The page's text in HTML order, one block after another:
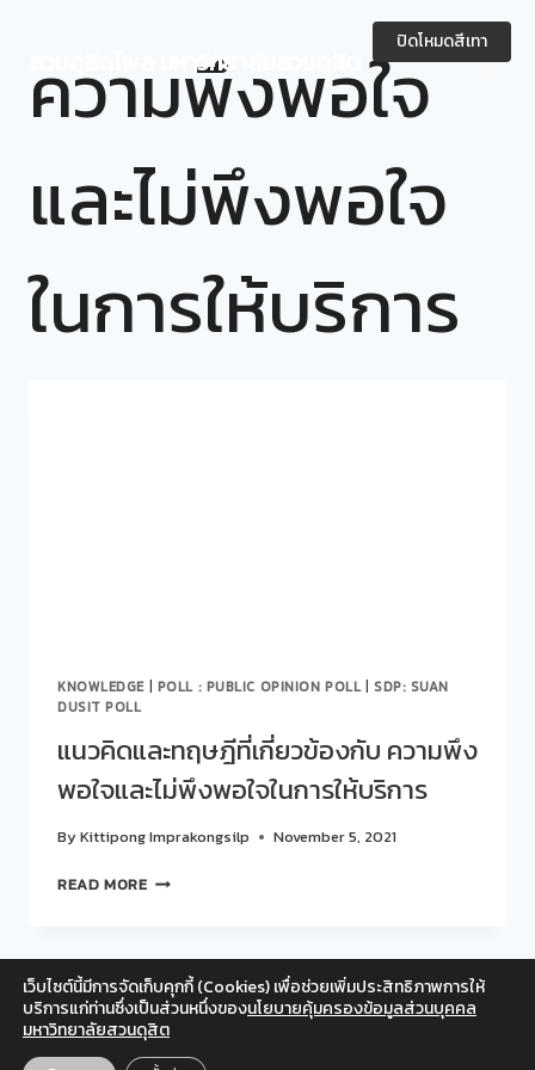
contentสวนดุสิตโพล มหาวิทยาลัยสวนดุสิต
ความพึงพอใจ
และไม่พึงพอใจ
ในการให้บริการ
KNOWLEDGE POLL : PUBLIC OPINION POLL| SDP: SUAN
DUSIT POLL
แนวคิดและทฤษฎีที่เกี่ยวข้องกับ ความพึง
พอใจและไม่พึงพอใจในการให้บริการ
ByKittipong Imprakongsilp November 5, 2021
READ MOREแนวคิด
เกี่ยวข้อง
กับ
ความ
พึง
Facebook Twitter Instagram
YouTube
สำหรับเจ้าหน้าที่
เว็บไซต์นี้มีการจัดเก็บคุกกี้ (Cookies) เพื่อช่วยเพิ่มประสิทธิภาพการให้
บริการแก่ท่านซึ่งเป็นส่วนหนึ่งของนโยบายคุ้มครองข้อมูลส่วนบุคคล
มหาวิทยาลัยสวนดุสิต
ปิดโหมดสีเทา